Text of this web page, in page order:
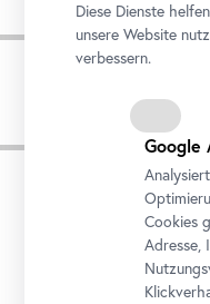
Diese Dienste
unsere Website
verbessern.
Google
Cookies
Adresse,